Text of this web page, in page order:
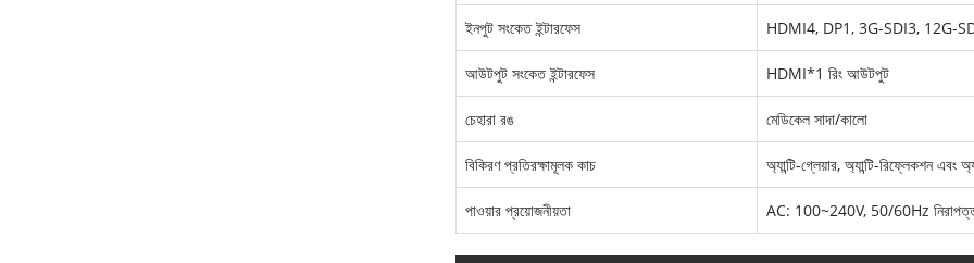
ইনপুট সংকেত ইন্টারফেস HDMI4, DP1, 3G-SDI3, 12G-
আউটপুট সংকেত ইন্টারফেস HDMI*1 রিং আউটপুট
চেহারা রঙ মেডিকেল সাদা/কালো
বিকিরণ প্রতিরক্ষামূলক কাচ অ্যান্টি-গ্লেয়ার, অ্যান্টি-রিফ্লেকশন এবং
পাওয়ার প্রয়োজনীয়তা AC: 100~240V, 50/60Hz